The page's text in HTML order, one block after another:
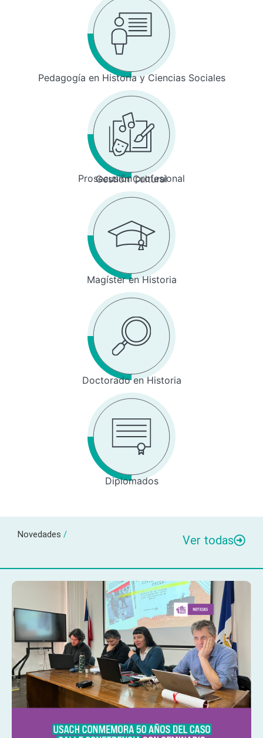
Pedagogía en Historia y Ciencias Sociales
Prosecusión profesional
Gestión Cultural
Magíster en Historia
Doctorado en Historia
Diplomados
Novedades / Ver todas